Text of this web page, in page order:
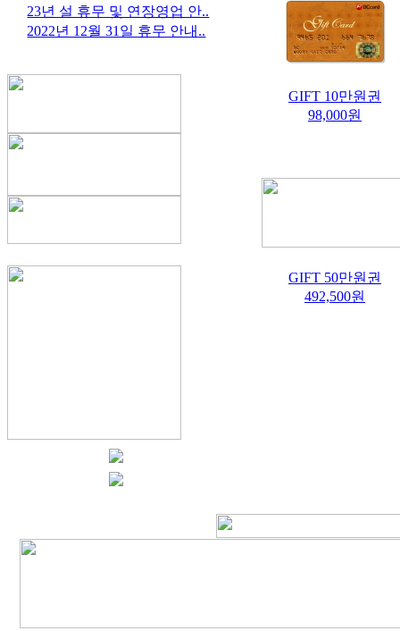
23년 설 휴무 및 연장영업 안..
2022년 12월 31일 휴무 안내..
GIFT 10만원권
98,000원
GIFT 50만원권
492,500원